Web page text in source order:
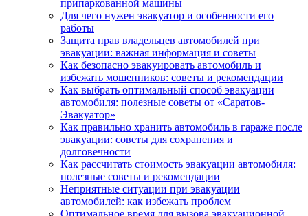
припаркованной машины
Для чего нужен эвакуатор и особенности его
работы
Защита прав владельцев автомобилей при
эвакуации: важная информация и советы
Как безопасно эвакуировать автомобиль и
избежать мошенников: советы и рекомендации
Как выбрать оптимальный способ эвакуации
автомобиля: полезные советы от «Саратов-
Эвакуатор»
Как правильно хранить автомобиль в гараже после
эвакуации: советы для сохранения и
долговечности
Как рассчитать стоимость эвакуации автомобиля:
полезные советы и рекомендации
Неприятные ситуации при эвакуации
автомобилей: как избежать проблем
Оптимальное время для вызова эвакуационной